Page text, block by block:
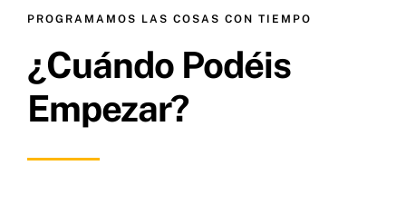
PROGRAMAMOS LAS COSAS CON TIEMPO
¿Cuándo Podéis
Empezar?